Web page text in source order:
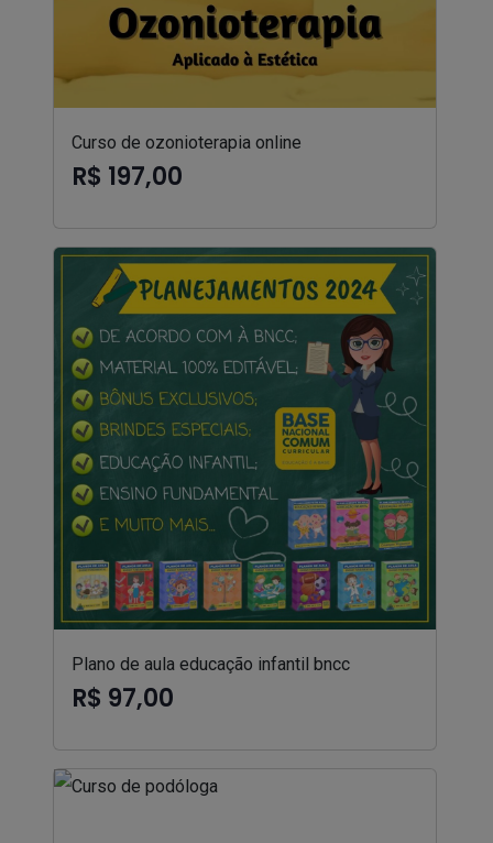
Curso de ozonioterapia online
R$ 197,00
Plano de aula educação infantil bncc
R$ 97,00